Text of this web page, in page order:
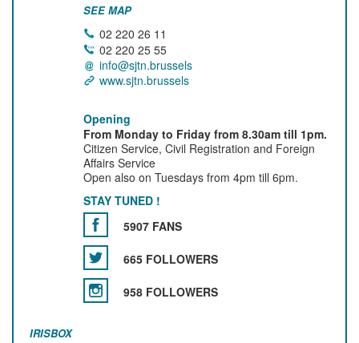
SEE MAP
02 220 26 11
02 220 25 55
info@sjtn.brussels
www.sjtn.brussels
Opening
From Monday to Friday from 8.30am till 1pm.
Citizen Service, Civil Registration and Foreign
Affairs Service
Open also on Tuesdays from 4pm till 6pm.
STAY TUNED !
5907 FANS
665 FOLLOWERS
958 FOLLOWERS
IRISBOX